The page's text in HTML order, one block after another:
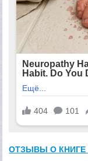
ОТЗЫВЫ О КНИГЕ